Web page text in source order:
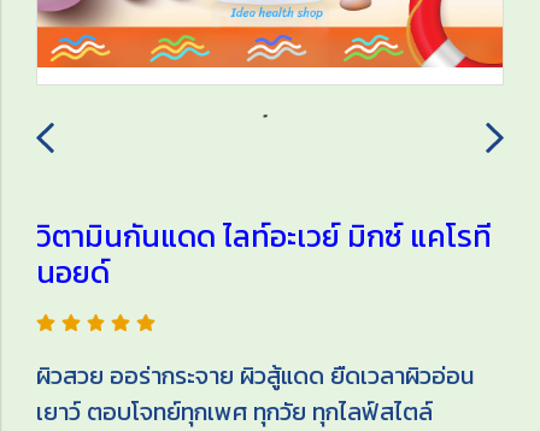
วิตามินกันแดด ไลท์อะเวย์ มิกซ์ แคโรที
นอยด์
ผิวสวย ออร่ากระจาย ผิวสู้แดด ยืดเวลาผิวอ่อน
เยาว์ ตอบโจทย์ทุกเพศ ทุกวัย ทุกไลฟ์สไตล์